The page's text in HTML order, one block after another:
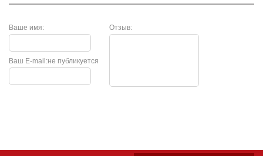
Ваше имя: Отзыв:
не публикуется
Ваш E-mail: